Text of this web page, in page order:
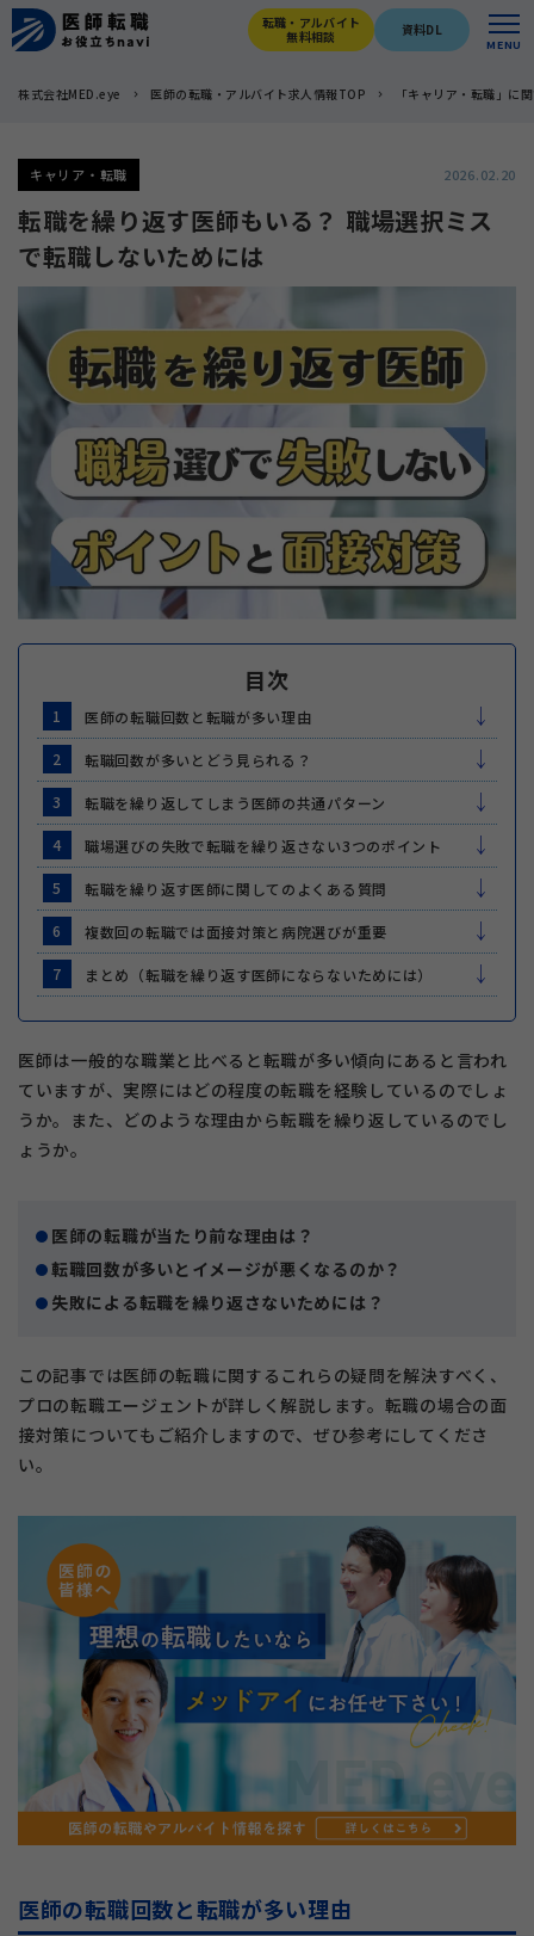
転職・アルバイト
無料相談
資料DL
MENU
株式会社MED.eye 医師の転職・アルバイト求人情報TOP 「キャリア・転職」に
キャリア・転職 2026.02.20
転職を繰り返す医師もいる？ 職場選択ミス
で転職しないためには
目次
1 医師の転職回数と転職が多い理由
2 転職回数が多いとどう見られる？
3 転職を繰り返してしまう医師の共通パターン
4 職場選びの失敗で転職を繰り返さない3つのポイント
5 転職を繰り返す医師に関してのよくある質問
6 複数回の転職では面接対策と病院選びが重要
7 まとめ（転職を繰り返す医師にならないためには）
医師は一般的な職業と比べると転職が多い傾向にあると言われ
ていますが、実際にはどの程度の転職を経験しているのでしょ
うか。また、どのような理由から転職を繰り返しているのでし
ょうか。
医師の転職が当たり前な理由は？
転職回数が多いとイメージが悪くなるのか？
失敗による転職を繰り返さないためには？
この記事では医師の転職に関するこれらの疑問を解決すべく、
プロの転職エージェントが詳しく解説します。転職の場合の面
接対策についてもご紹介しますので、ぜひ参考にしてくださ
い。
医師の転職回数と転職が多い理由